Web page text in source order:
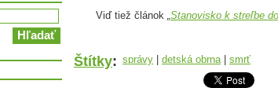
Viď tiež článok „Stanovisko k streľbe
Štítky: správy detská obrna smrť